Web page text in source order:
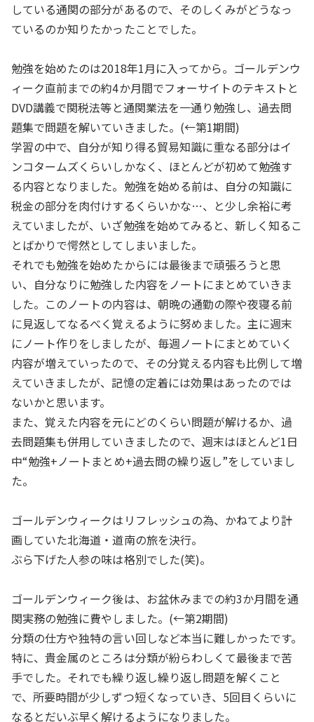
している通関の部分があるので、そのしくみがどうなっ
ているのか知りたかったことでした。
勉強を始めたのは2018年1月に入ってから。ゴールデンウ
ィーク直前までの約4か月間でフォーサイトのテキストと
DVD講義で関税法等と通関業法を一通り勉強し、過去問
題集で問題を解いていきました。(←第1期間)
学習の中で、自分が知り得る貿易知識に重なる部分はイ
ンコタームズくらいしかなく、ほとんどが初めて勉強す
る内容となりました。勉強を始める前は、自分の知識に
税金の部分を肉付けするくらいかな…、と少し余裕に考
えていましたが、いざ勉強を始めてみると、新しく知るこ
とばかりで愕然としてしまいました。
それでも勉強を始めたからには最後まで頑張ろうと思
い、自分なりに勉強した内容をノートにまとめていきま
した。このノートの内容は、朝晩の通勤の際や夜寝る前
に見返してなるべく覚えるように努めました。主に週末
にノート作りをしましたが、毎週ノートにまとめていく
内容が増えていったので、その分覚える内容も比例して増
えていきましたが、記憶の定着には効果はあったのでは
ないかと思います。
また、覚えた内容を元にどのくらい問題が解けるか、過
去問題集も併用していきましたので、週末はほとんど1日
中“勉強+ノートまとめ+過去問の繰り返し”をしていまし
た。
ゴールデンウィークはリフレッシュの為、かねてより計
画していた北海道・道南の旅を決行。
ぶら下げた人参の味は格別でした(笑)。
ゴールデンウィーク後は、お盆休みまでの約3か月間を通
関実務の勉強に費やしました。(←第2期間)
分類の仕方や独特の言い回しなど本当に難しかったです。
特に、貴金属のところは分類が紛らわしくて最後まで苦
手でした。それでも繰り返し繰り返し問題を解くこと
で、所要時間が少しずつ短くなっていき、5回目くらいに
なるとだいぶ早く解けるようになりました。